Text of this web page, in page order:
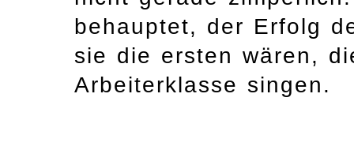
behauptet, der Erfolg
sie die ersten wären,
Arbeiterklasse singen.